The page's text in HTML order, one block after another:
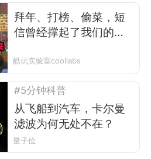
拜年、打榜、偷菜，短
信曾经撑起了我们的前
酷玩实验室coollabs
#5分钟科普
从飞船到汽车，卡尔曼
滤波为何无处不在？
量子位